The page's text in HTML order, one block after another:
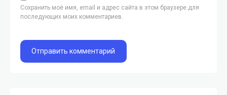
Сохранить моё имя, email и адрес сайта в этом браузере для
последующих моих комментариев.